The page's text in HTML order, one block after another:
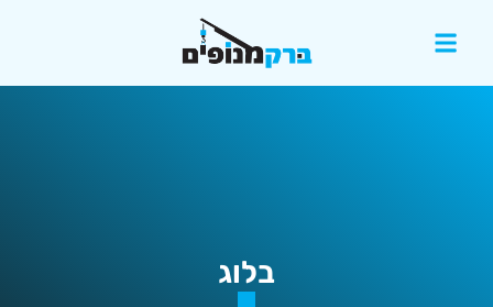
בלוג